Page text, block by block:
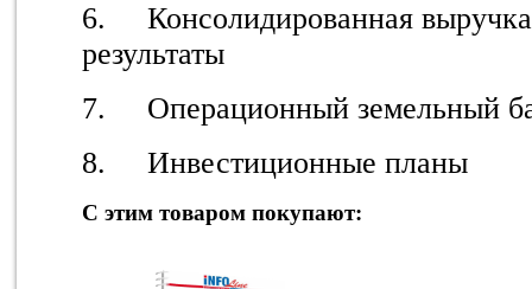
6. Консолидированная
результаты
7. Операционный земельный
8. Инвестиционные планы
С этим товаром покупают: